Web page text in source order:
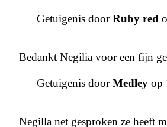
Getuigenis doorRuby red
Bedankt Negilia voor een fijn
Getuigenis doorMedley op
Negilla net gesproken ze heeft